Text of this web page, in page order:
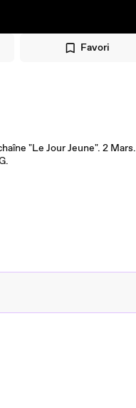
Favori
"Le Jour Jeune". 2 Mars.